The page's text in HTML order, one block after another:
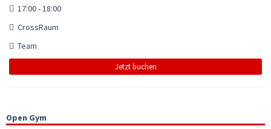
17:00 - 18:00
CrossRaum
Team
Jetzt buchen
Open Gym